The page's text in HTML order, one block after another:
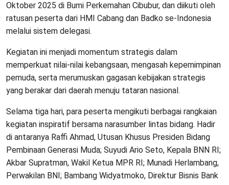
Oktober 2025 di Bumi Perkemahan Cibubur, dan diikuti oleh
ratusan peserta dari HMI Cabang dan Badko se-Indonesia
melalui sistem delegasi.
Kegiatan ini menjadi momentum strategis dalam
memperkuat nilai-nilai kebangsaan, mengasah kepemimpinan
pemuda, serta merumuskan gagasan kebijakan strategis
yang berakar dari daerah menuju tataran nasional.
Selama tiga hari, para peserta mengikuti berbagai rangkaian
kegiatan inspiratif bersama narasumber lintas bidang. Hadir
di antaranya Raffi Ahmad, Utusan Khusus Presiden Bidang
Pembinaan Generasi Muda; Suyudi Ario Seto, Kepala BNN RI;
Akbar Supratman, Wakil Ketua MPR RI; Munadi Herlambang,
Perwakilan BNI; Bambang Widyatmoko, Direktur Bisnis Bank